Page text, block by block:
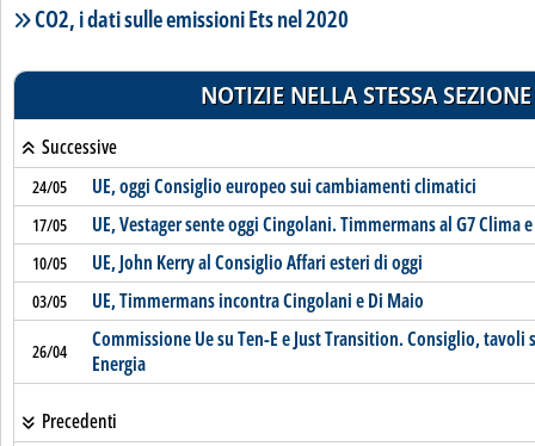
Lista notizie correlate
CO2, i dati sulle emissioni Ets nel 2020
NOTIZIE NELLA STESSA SEZIONE
Successive
24/05 UE, oggi Consiglio europeo sui cambiamenti climatici
17/05 UE, Vestager sente oggi Cingolani. Timmermans al G7 Clima
10/05 UE, John Kerry al Consiglio Affari esteri di oggi
03/05 UE, Timmermans incontra Cingolani e Di Maio
26/04
Commissione Ue su Ten-E e Just Transition. Consiglio, tavoli
Energia
Precedenti